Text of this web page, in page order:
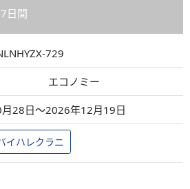
7日間
729
エコノミー
28日～2026年12月19日
イハレクラニ